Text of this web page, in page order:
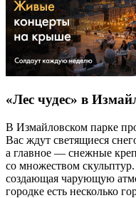
«Лес чудес» в
В Измайловском парке
Вас ждут светящиеся
а главное — снежные
со множеством
создающая чарующую
городке есть несколько